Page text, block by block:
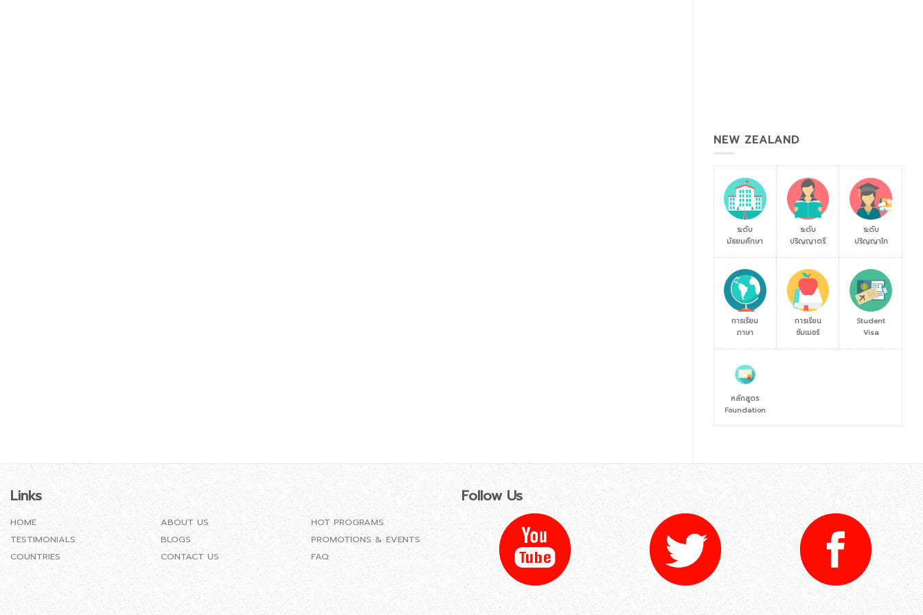
NEW ZEALAND
ระดับ
มัธยมศึกษา
ระดับ
ปริญญาตรี
ระดับ
ปริญญาโท
การเรียน
ภาษา
การเรียน
ซัมเมอร์
Student
Visa
หลักสูตร
Foundation
Links Follow Us
HOME
TESTIMONIALS
COUNTRIES
ABOUT US
BLOGS
CONTACT US
HOT PROGRAMS
PROMOTIONS & EVENTS
FAQ